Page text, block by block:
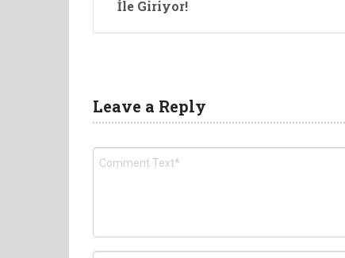
İle Giriyor!
Leave a Reply